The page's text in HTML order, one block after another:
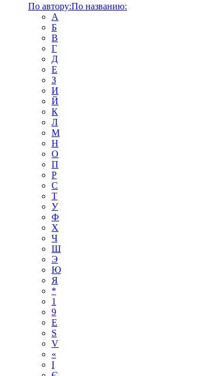
По автору:По названию:
А
Б
В
Г
Д
Е
З
И
Й
К
Л
М
Н
О
П
Р
С
Т
У
Ф
Х
Ч
Ш
Э
Ю
Я
*
1
9
E
S
V
«
І